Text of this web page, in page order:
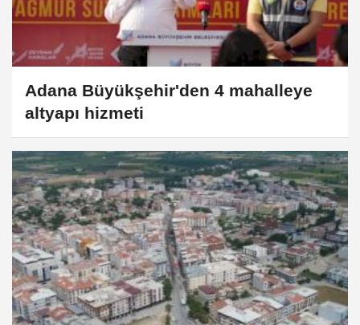
Adana Büyükşehir'den 4 mahalleye
altyapı hizmeti